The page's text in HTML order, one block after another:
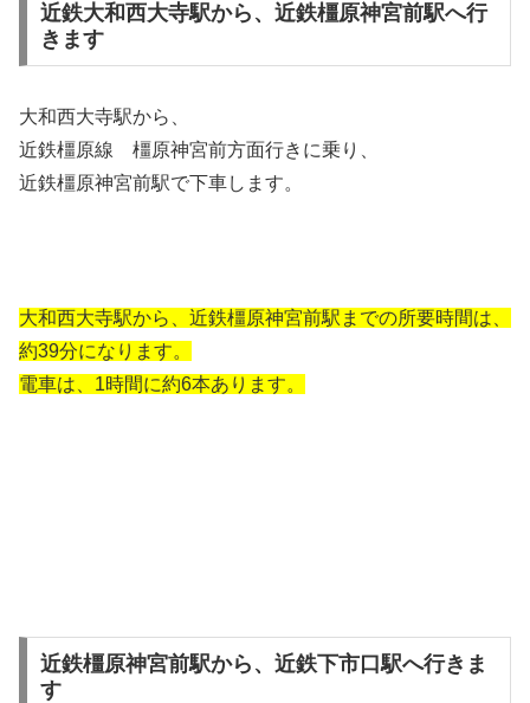
近鉄大和西大寺駅から、近鉄橿原神宮前駅へ行
きます
大和西大寺駅から、
近鉄橿原線 橿原神宮前方面行きに乗り、
近鉄橿原神宮前駅で下車します。
大和西大寺駅から、近鉄橿原神宮前駅までの所要時間は、
約39分になります。
電車は、1時間に約6本あります。
近鉄橿原神宮前駅から、近鉄下市口駅へ行きま
す